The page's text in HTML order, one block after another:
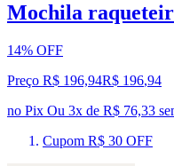
Mochila
14% OFF
Preço R$ 196,94R$ 196,94
no Pix Ou 3x de R$ 76,33
Cupom R$ 30 OFF